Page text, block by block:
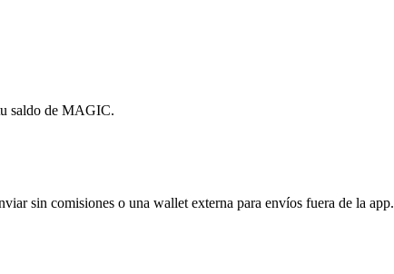
saldo de MAGIC.
sin comisiones o una wallet externa para envíos fuera de la app.